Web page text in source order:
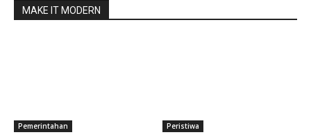
MAKE IT MODERN
Pemerintahan Peristiwa